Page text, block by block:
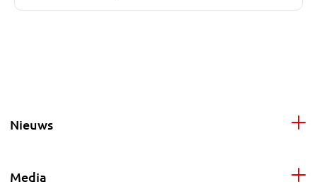
Nieuws
Media